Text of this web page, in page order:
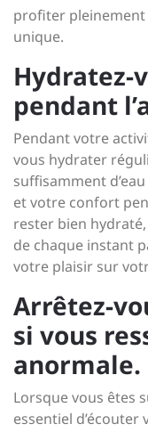
profiter pleinement
unique.
Hydratez-
pendant
Pendant votre
vous hydrater
suffisamment
et votre confort
rester bien
de chaque instant
votre plaisir sur
Arrêtez-
si vous
anormale.
Lorsque vous êtes
essentiel